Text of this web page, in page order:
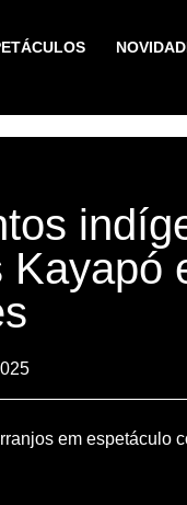
em espetáculo